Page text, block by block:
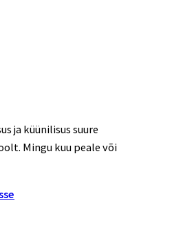
ja küünilisus suure
Mingu kuu peale või